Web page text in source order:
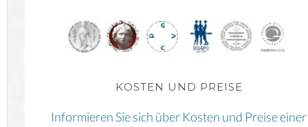
KOSTEN UND PREISE
Informieren Sie sich über Kosten und Preise einer